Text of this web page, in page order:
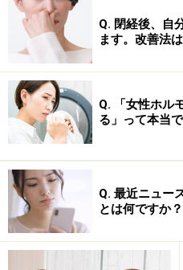
抗微生物薬（
antimicrobials）：微生
イルス、寄生虫に大別
活性を持ち、感染症の
いる薬剤の総称。ヒト
は抗菌薬(細菌に対す
の)、抗真菌薬、抗ウイ
む。
抗菌薬(antibacterial
細菌に対して作用する
れる。
抗生物質(antibiotics)：
Q. 閉経後、自
ます。改善法
Q. 「女性ホル
る」って本当
Q. 最近ニュー
とは何ですか